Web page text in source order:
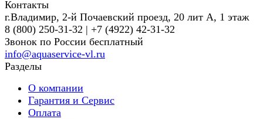
Контакты
г.Владимир, 2-й Почаевский проезд, 20 лит А, 1 этаж
8 (800) 250-31-32 | +7 (4922) 42-31-32
Звонок по России бесплатный
info@aquaservice-vl.ru
Разделы
О компании
Гарантия и Сервис
Оплата